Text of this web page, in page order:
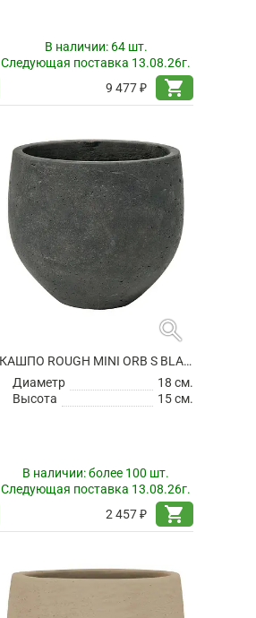
В наличии: 64 шт.
Следующая поставка 13.08.26г.
9 477 ₽
shopping_cart
search
КАШПО ROUGH MINI ORB S BLACK WASHED
Диаметр
18 см.
Высота
15 см.
В наличии:более 100 шт.
Следующая поставка 13.08.26г.
2 457 ₽
shopping_cart